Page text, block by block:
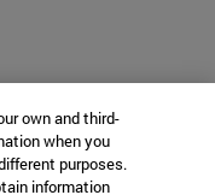
own and third-
when you
purposes.
information